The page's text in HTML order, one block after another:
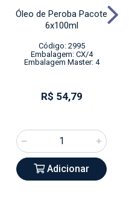
Óleo de Peroba Pacote
6x100ml
Código: 2995
Embalagem: CX/4
Embalagem Master: 4
R$ 54,79
Adicionar